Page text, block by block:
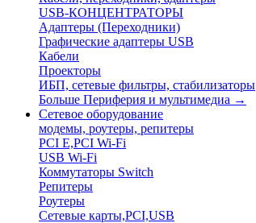
USB-КОНЦЕНТРАТОРЫ
Адаптеры (Переходники)
Графические адаптеры USB
Кабели
Проекторы
ИБП, сетевые фильтры, стабилизаторы
Больше Периферия и мультимедиа →
Сетевое оборудование
модемы, роутеры, репитеры
PCI E,PCI Wi-Fi
USB Wi-Fi
Коммутаторы Switch
Репитеры
Роутеры
Сетевые карты,PCI,USB